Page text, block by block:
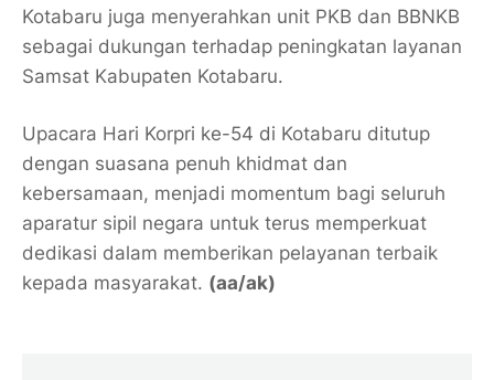
Kotabaru juga menyerahkan unit PKB dan BBNKB
sebagai dukungan terhadap peningkatan layanan
Samsat Kabupaten Kotabaru.
Upacara Hari Korpri ke-54 di Kotabaru ditutup
dengan suasana penuh khidmat dan
kebersamaan, menjadi momentum bagi seluruh
aparatur sipil negara untuk terus memperkuat
dedikasi dalam memberikan pelayanan terbaik
kepada masyarakat. (aa/ak)